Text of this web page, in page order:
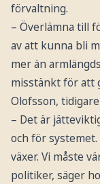
förvaltning.
– Överlämna till
av att kunna bli
mer än
misstänkt för att
Olofsson,
– Det är
och för
växer. Vi måste
politiker, säger